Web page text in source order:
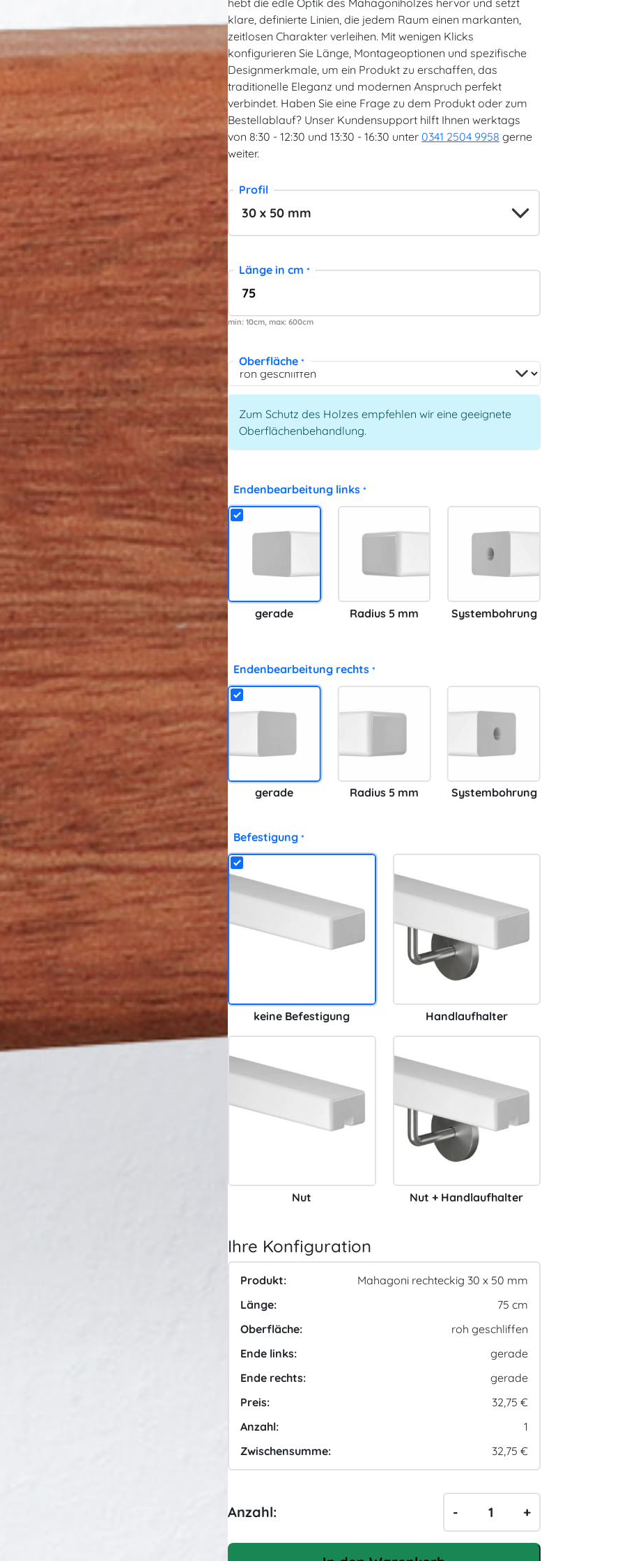
hebt die edle Optik des Mahagoniholzes hervor und setzt
klare, definierte Linien, die jedem Raum einen markanten,
zeitlosen Charakter verleihen. Mit wenigen Klicks
konfigurieren Sie Länge, Montageoptionen und spezifische
Designmerkmale, um ein Produkt zu erschaffen, das
traditionelle Eleganz und modernen Anspruch perfekt
verbindet. Haben Sie eine Frage zu dem Produkt oder zum
Bestellablauf? Unser Kundensupport hilft Ihnen werktags
von 8:30 - 12:30 und 13:30 - 16:30 unter0341 2504 9958 gerne
weiter.
Profil
Länge in cm *
min: 10 max: 600
Oberfläche *
Zum Schutz des Holzes empfehlen wir eine geeignete
Oberflächenbehandlung.
Endenbearbeitung links *
gerade Radius 5 mm Systembohrung
Endenbearbeitung rechts *
gerade Radius 5 mm Systembohrung
Befestigung *
keine Befestigung Handlaufhalter
Nut Nut + Handlaufhalter
Ihre Konfiguration
Produkt:
Mahagoni rechteckig 30 x 50 mm
Länge:
75 cm
Oberfläche:
roh geschliffen
Ende links:
gerade
Ende rechts:
gerade
Preis:
32,75 €
Anzahl:
1
Zwischensumme:
32,75 €
-
l
+